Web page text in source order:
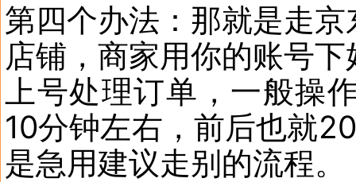
第四个办法：那就是走
店铺，商家用你的账号
上号处理订单，一般操
10分钟左右，前后也就
是急用建议走别的流程。